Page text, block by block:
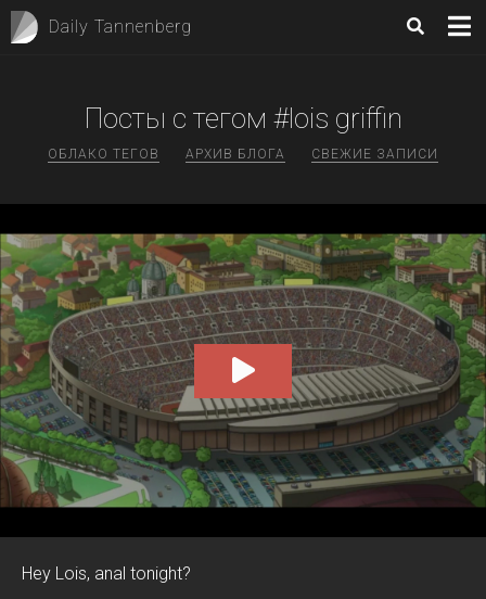
Daily Tannenberg
Посты с тегом #lois griffin
ОБЛАКО ТЕГОВ АРХИВ БЛОГА СВЕЖИЕ ЗАПИСИ
Hey Lois, anal tonight?